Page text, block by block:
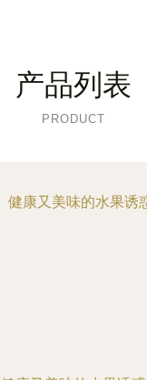
产品列表
PRODUCT